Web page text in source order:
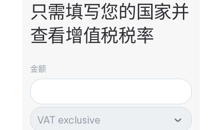
只需填写您的国家并
查看增值税税率
金额